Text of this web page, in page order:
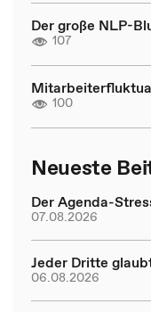
Der große NLP-
107
100
Neueste
Der Agenda-
07.08.2026
Jeder Dritte
06.08.2026